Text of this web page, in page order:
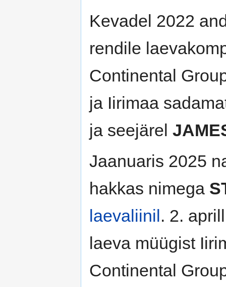
Kevadel 2022
rendile
Continental
ja Iirimaa
ja seejärel
Jaanuaris 2025
hakkas nimega
laevaliinil. 2.
laeva müügist
Continental